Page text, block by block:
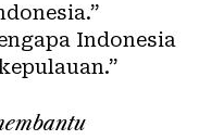
Indonesia